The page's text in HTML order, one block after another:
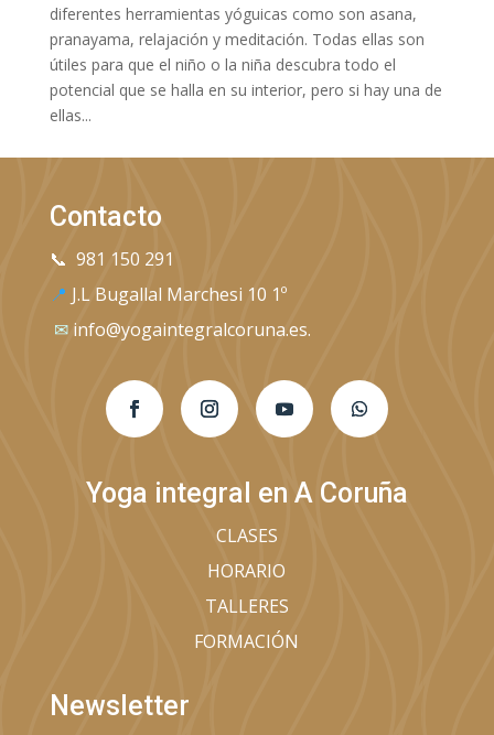
diferentes herramientas yóguicas como son asana,
pranayama, relajación y meditación. Todas ellas son
útiles para que el niño o la niña descubra todo el
potencial que se halla en su interior, pero si hay una de
ellas...
Contacto
📞 981 150 291
📍 J.L Bugallal Marchesi 10 1º
✉ info@yogaintegralcoruna.es.
Yoga integral en A Coruña
CLASES
HORARIO
TALLERES
FORMACIÓN
Newsletter